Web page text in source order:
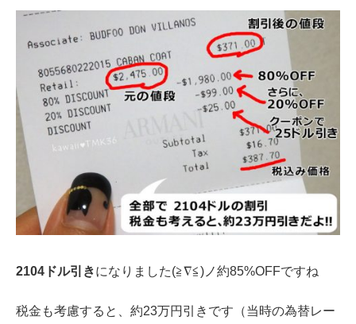
2104ドル引きになりました(≧∇≦)ノ約85%OFFですね
税金も考慮すると、約23万円引きです（当時の為替レー